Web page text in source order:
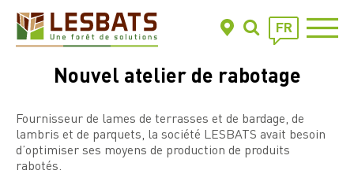
FR
Nouvel atelier de rabotage
Fournisseur de lames de terrasses et de bardage, de
lambris et de parquets, la société LESBATS avait besoin
d’optimiser ses moyens de production de produits
rabotés.